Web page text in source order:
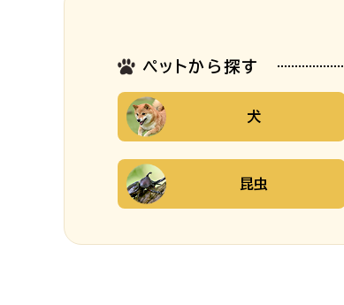
ペットから探す
犬
昆虫